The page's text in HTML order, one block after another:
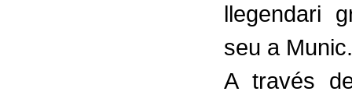
llegendari
seu a Munic.
A través